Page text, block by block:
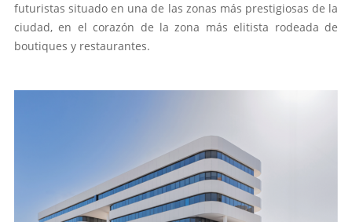
futuristas situado en una de las zonas más prestigiosas de la
ciudad, en el corazón de la zona más elitista rodeada de
boutiques y restaurantes.